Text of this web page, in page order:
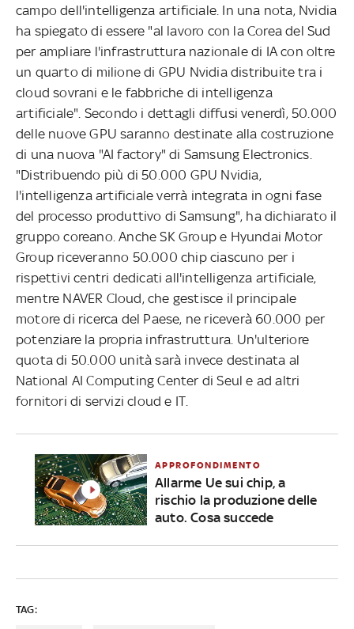
campo dell'intelligenza artificiale. In una nota, Nvidia
ha spiegato di essere "al lavoro con la Corea del Sud
per ampliare l'infrastruttura nazionale di IA con oltre
un quarto di milione di GPU Nvidia distribuite tra i
cloud sovrani e le fabbriche di intelligenza
artificiale". Secondo i dettagli diffusi venerdì, 50.000
delle nuove GPU saranno destinate alla costruzione
di una nuova "AI factory" di Samsung Electronics.
"Distribuendo più di 50.000 GPU Nvidia,
l'intelligenza artificiale verrà integrata in ogni fase
del processo produttivo di Samsung", ha dichiarato il
gruppo coreano. Anche SK Group e Hyundai Motor
Group riceveranno 50.000 chip ciascuno per i
rispettivi centri dedicati all'intelligenza artificiale,
mentre NAVER Cloud, che gestisce il principale
motore di ricerca del Paese, ne riceverà 60.000 per
potenziare la propria infrastruttura. Un'ulteriore
quota di 50.000 unità sarà invece destinata al
National AI Computing Center di Seul e ad altri
fornitori di servizi cloud e IT.
APPROFONDIMENTO
Allarme Ue sui chip, a
rischio la produzione delle
auto. Cosa succede
TAG: